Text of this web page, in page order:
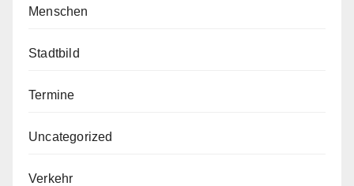
Menschen
Stadtbild
Termine
Uncategorized
Verkehr